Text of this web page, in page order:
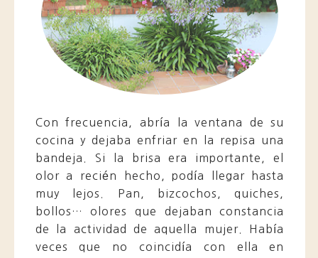
Con frecuencia, abría la ventana de su
cocina y dejaba enfriar en la repisa una
bandeja. Si la brisa era importante, el
olor a recién hecho, podía llegar hasta
muy lejos. Pan, bizcochos, quiches,
bollos… olores que dejaban constancia
de la actividad de aquella mujer. Había
veces que no coincidía con ella en